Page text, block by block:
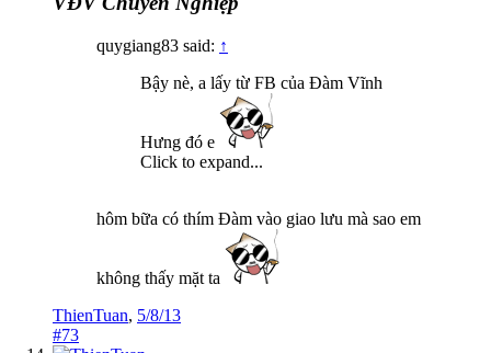
quygiang83 said: ↑
Bậy nè, a lấy từ FB của Đàm Vĩnh
Hưng đó e
Click to expand...
hôm bữa có thím Đàm vào giao lưu mà sao em
không thấy mặt ta
ThienTuan, 5/8/13
#73